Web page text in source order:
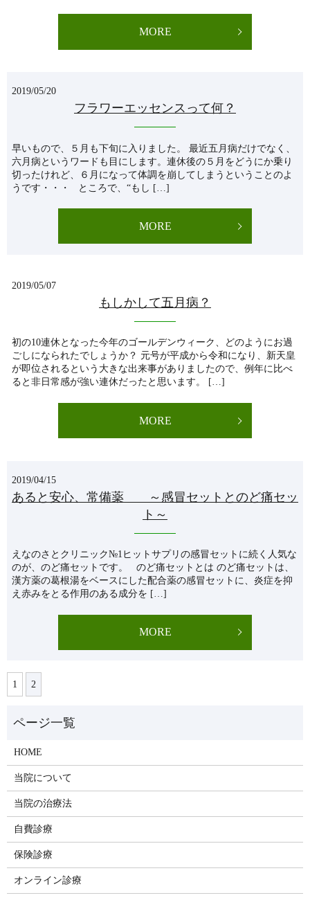
MORE
2019/05/20
フラワーエッセンスって何？
早いもので、５月も下旬に入りました。 最近五月病だけでなく、
六月病というワードも目にします。連休後の５月をどうにか乗り
切ったけれど、６月になって体調を崩してしまうということのよ
うです・・・ ところで、“もし […]
MORE
2019/05/07
もしかして五月病？
初の10連休となった今年のゴールデンウィーク、どのようにお過
ごしになられたでしょうか？ 元号が平成から令和になり、新天皇
が即位されるという大きな出来事がありましたので、例年に比べ
ると非日常感が強い連休だったと思います。 […]
MORE
2019/04/15
あると安心、常備薬 ～感冒セットとのど痛セッ
ト～
えなのさとクリニック№1ヒットサプリの感冒セットに続く人気な
のが、のど痛セットです。 のど痛セットとは のど痛セットは、
漢方薬の葛根湯をベースにした配合薬の感冒セットに、炎症を抑
え赤みをとる作用のある成分を […]
MORE
1 2
HOME
当院について
当院の治療法
自費診療
保険診療
オンライン診療